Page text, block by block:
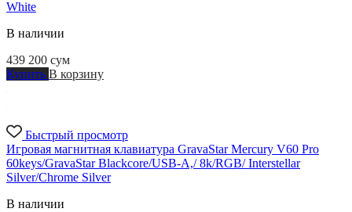
White
В наличии
439 200 сум
Купить В корзину
Быстрый просмотр
Игровая магнитная клавиатура GravaStar Mercury V60 Pro
60keys/GravaStar Blackcore/USB-A,/ 8k/RGB/ Interstellar
Silver/Chrome Silver
В наличии